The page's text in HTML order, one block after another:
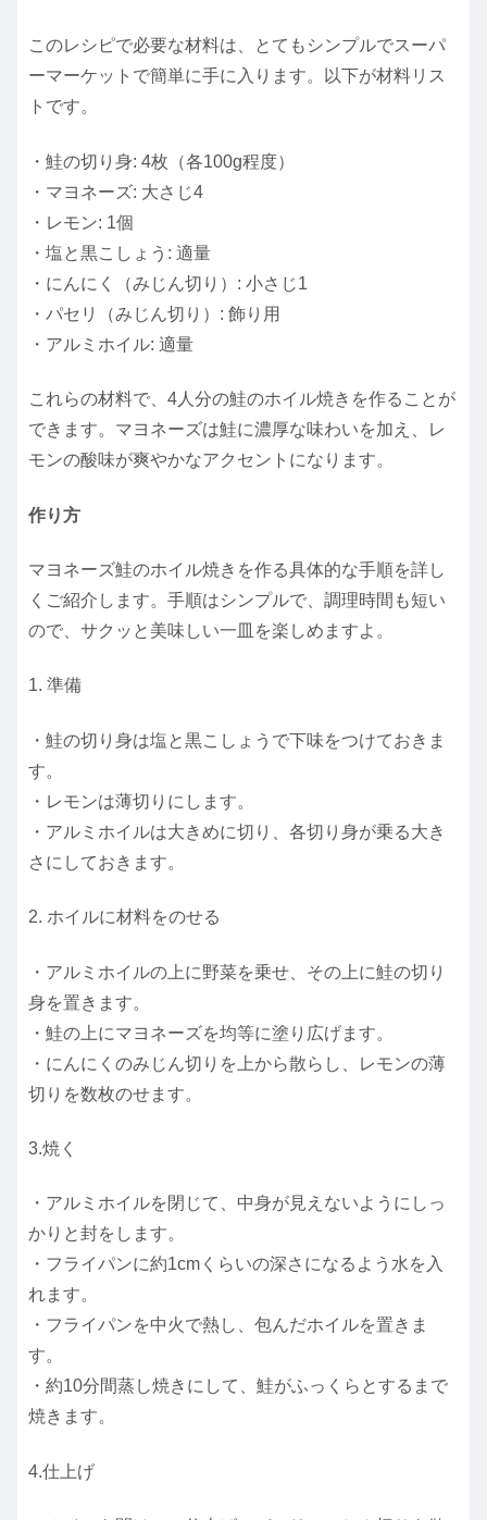
このレシピで必要な材料は、とてもシンプルでスーパ
ーマーケットで簡単に手に入ります。以下が材料リス
トです。
・鮭の切り身: 4枚（各100g程度）
・マヨネーズ: 大さじ4
・レモン: 1個
・塩と黒こしょう: 適量
・にんにく（みじん切り）: 小さじ1
・パセリ（みじん切り）: 飾り用
・アルミホイル: 適量
これらの材料で、4人分の鮭のホイル焼きを作ることが
できます。マヨネーズは鮭に濃厚な味わいを加え、レ
モンの酸味が爽やかなアクセントになります。
作り方
マヨネーズ鮭のホイル焼きを作る具体的な手順を詳し
くご紹介します。手順はシンプルで、調理時間も短い
ので、サクッと美味しい一皿を楽しめますよ。
1. 準備
・鮭の切り身は塩と黒こしょうで下味をつけておきま
す。
・レモンは薄切りにします。
・アルミホイルは大きめに切り、各切り身が乗る大き
さにしておきます。
2. ホイルに材料をのせる
・アルミホイルの上に野菜を乗せ、その上に鮭の切り
身を置きます。
・鮭の上にマヨネーズを均等に塗り広げます。
・にんにくのみじん切りを上から散らし、レモンの薄
切りを数枚のせます。
3.焼く
・アルミホイルを閉じて、中身が見えないようにしっ
かりと封をします。
・フライパンに約1cmくらいの深さになるよう水を入
れます。
・フライパンを中火で熱し、包んだホイルを置きま
す。
・約10分間蒸し焼きにして、鮭がふっくらとするまで
焼きます。
4.仕上げ